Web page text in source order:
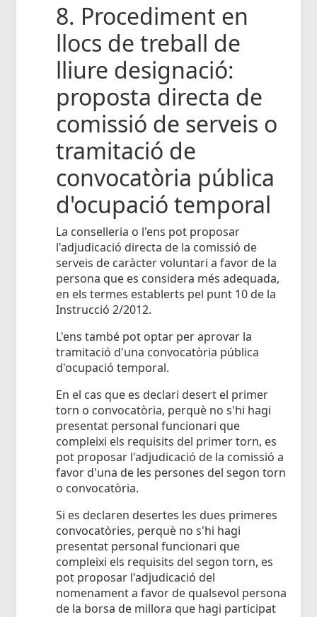
8. Procediment en
llocs de treball de
lliure designació:
proposta directa de
comissió de serveis o
tramitació de
convocatòria pública
d'ocupació temporal
La conselleria o l'ens pot proposar
l'adjudicació directa de la comissió de
serveis de caràcter voluntari a favor de la
persona que es considera més adequada,
en els termes establerts pel punt 10 de la
Instrucció 2/2012.
L'ens també pot optar per aprovar la
tramitació d'una convocatòria pública
d'ocupació temporal.
En el cas que es declari desert el primer
torn o convocatòria, perquè no s'hi hagi
presentat personal funcionari que
compleixi els requisits del primer torn, es
pot proposar l'adjudicació de la comissió a
favor d'una de les persones del segon torn
o convocatòria.
Si es declaren desertes les dues primeres
convocatòries, perquè no s'hi hagi
presentat personal funcionari que
compleixi els requisits del segon torn, es
pot proposar l'adjudicació del
nomenament a favor de qualsevol persona
de la borsa de millora que hagi participat